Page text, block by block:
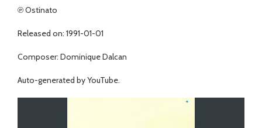
℗ Ostinato
Released on: 1991-01-01
Composer: Dominique Dalcan
Auto-generated by YouTube.